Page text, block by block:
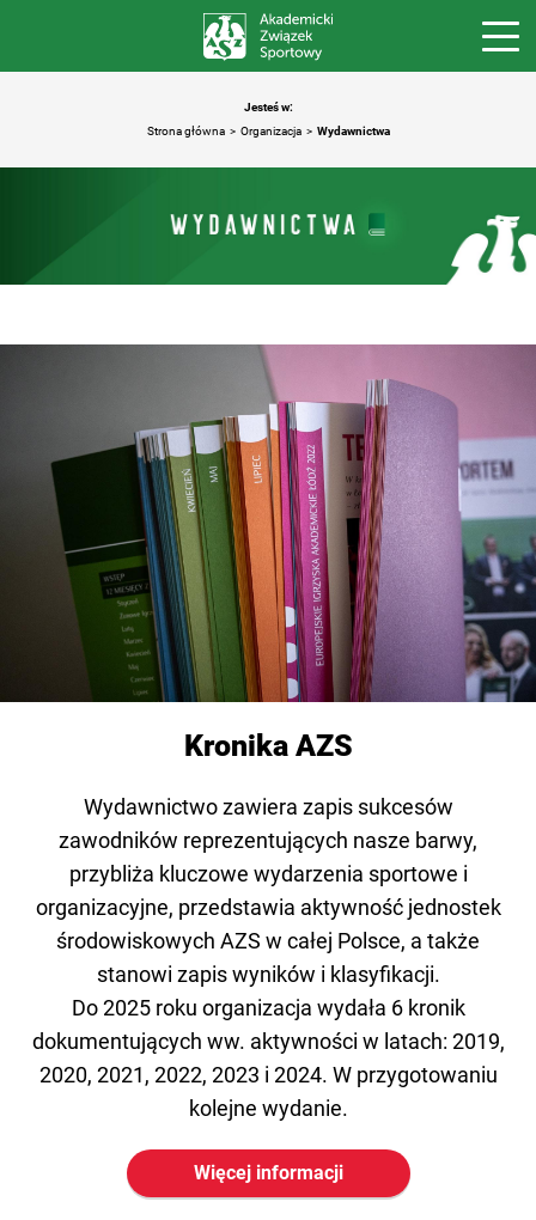
Jesteś w:
Strona główna
Organizacja Wydawnictwa
Kronika AZS
Wydawnictwo zawiera zapis sukcesów
zawodników reprezentujących nasze barwy,
przybliża kluczowe wydarzenia sportowe i
organizacyjne, przedstawia aktywność jednostek
środowiskowych AZS w całej Polsce, a także
stanowi zapis wyników i klasyfikacji.
Do 2025 roku organizacja wydała 6 kronik
dokumentujących ww. aktywności w latach: 2019,
2020, 2021, 2022, 2023 i 2024. W przygotowaniu
kolejne wydanie.
Więcej informacji